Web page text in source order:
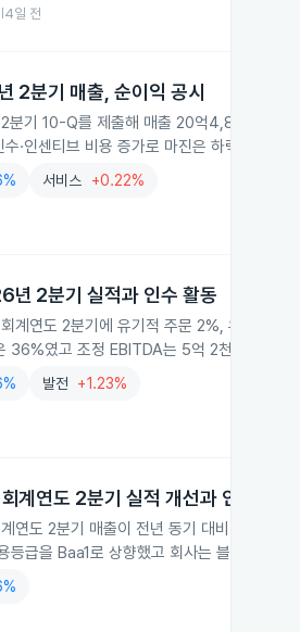
4일 전
2분기 매출, 순이익 공시
분기 10-Q를 제출해 매출 20억4,880만 달
·인센티브 비용 증가로 마진은 하락했다고
서비스 +0.22%
년 2분기 실적과 인수 활동
계연도 2분기에 유기적 주문 2%, 유기적
36%였고 조정 EBITDA는 5억 2천만 달러,
발전 +1.23%
계연도 2분기 실적 개선과 인수 활동
연도 2분기 매출이 전년 동기 대비 9% 증
등급을 Baa1로 상향했고 회사는 블로어 기